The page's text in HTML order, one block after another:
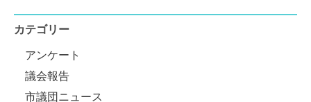
カテゴリー
アンケート
議会報告
市議団ニュース